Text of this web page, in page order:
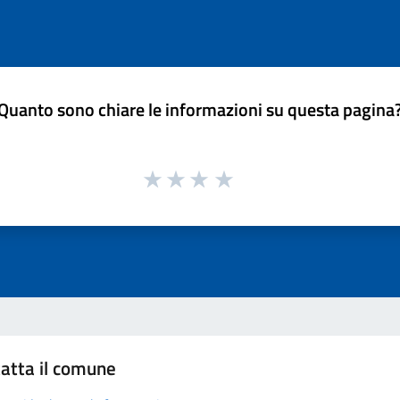
sono chiare le informazioni su questa
il comune